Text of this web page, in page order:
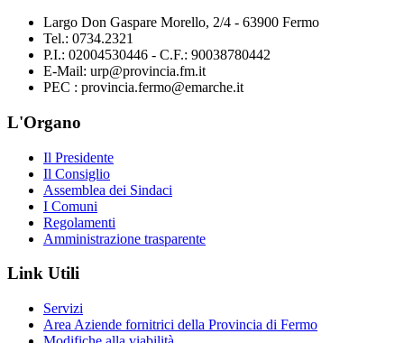
Largo Don Gaspare Morello, 2/4 - 63900 Fermo
Tel.: 0734.2321
P.I.: 02004530446 - C.F.: 90038780442
E-Mail: urp@provincia.fm.it
PEC : provincia.fermo@emarche.it
L'Organo
Il Presidente
Il Consiglio
Assemblea dei Sindaci
I Comuni
Regolamenti
Amministrazione trasparente
Link Utili
Servizi
Area Aziende fornitrici della Provincia di Fermo